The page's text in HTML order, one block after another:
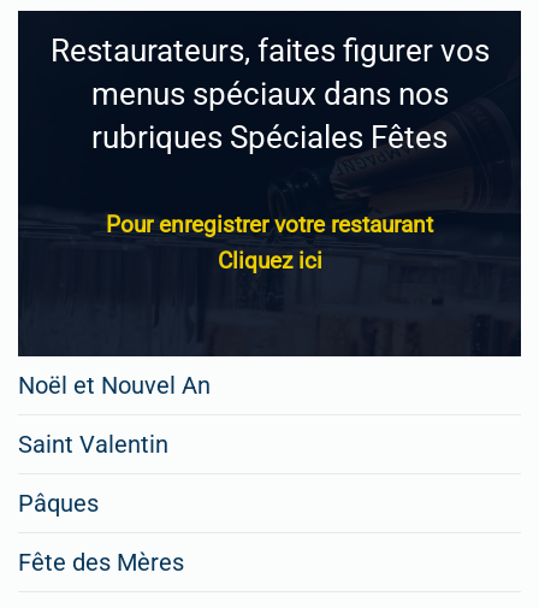
Restaurateurs, faites figurer vos
menus spéciaux dans nos
rubriques Spéciales Fêtes
Pour enregistrer votre restaurant
Cliquez ici
Noël et Nouvel An
Saint Valentin
Pâques
Fête des Mères